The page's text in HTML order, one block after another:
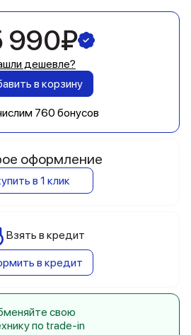
990₽
дешевле?
в корзину
760 бонусов
оформление
в 1 клик
Взять в кредит
в кредит
свою
по trade-in